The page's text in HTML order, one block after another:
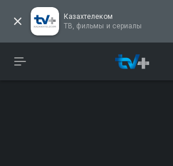
Казахтелеком
ТВ, фильмы и сериалы